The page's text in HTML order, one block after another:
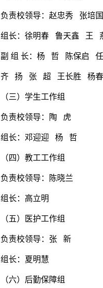
负责校领导：赵忠秀 张培国
组长：徐明春 鲁天鑫 王
副 组 长：杨 哲 陈保启
齐 扬 张 超 王长胜 杨
（三）学生工作组
负责校领导：陶 虎
组长：邓迎迎 杨 哲
（四）教工工作组
负责校领导：陈晓兰
组长：高立明
（五）医护工作组
负责校领导：张 新
组长：夏明慧
（六）后勤保障组